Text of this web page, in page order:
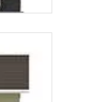
MAX
данных
политикой